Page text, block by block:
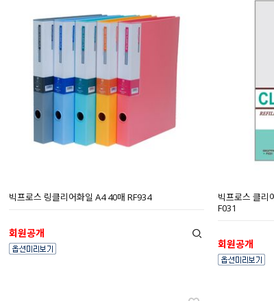
빅프로스 링클리어화일 A4 40매 RF934
회원공개
빅프로스 클리
F031
회원공개